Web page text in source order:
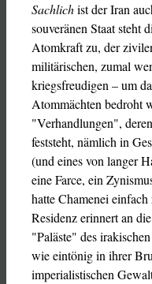
Sachlichist der Iran
souveränen Staat steht
Atomkraft zu, der
militärischen, zumal
kriegsfreudigen – um
Atommächten bedroht
"Verhandlungen",
feststeht, nämlich in
(und eines von langer
eine Farce, ein
hatte Chamenei
Residenz erinnert an
"Paläste" des
wie eintönig in ihrer
imperialistischen